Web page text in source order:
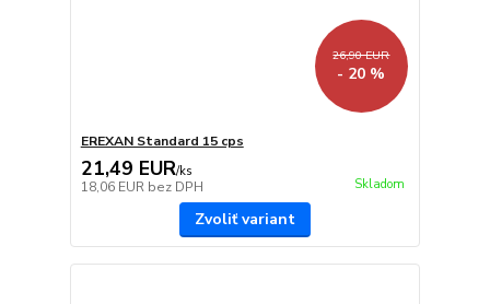
26,90 EUR
- 20 %
EREXAN Standard 15 cps
21,49 EUR/ks
18,06 EUR bez DPH Skladom
Zvoliť variant